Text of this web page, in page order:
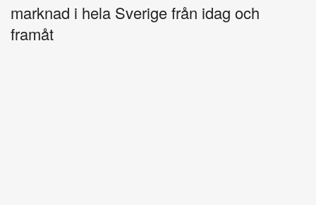
marknad i hela Sverige från idag och
framåt